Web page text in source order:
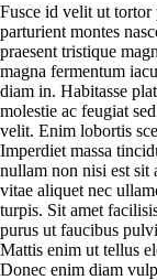
Fusce id velit ut
parturient montes
praesent tristique
magna fermentum
diam in. Habitasse
molestie ac feugiat
velit. Enim lobortis
Imperdiet massa
nullam non nisi est sit
vitae aliquet nec
turpis. Sit amet
purus ut faucibus
Mattis enim ut tellus
Donec enim diam